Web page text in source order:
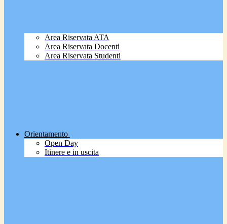
Area Riservata ATA
Area Riservata Docenti
Area Riservata Studenti
Orientamento
Open Day
Itinere e in uscita